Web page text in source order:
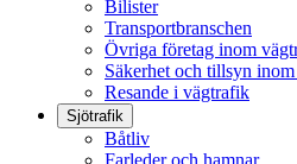
Bilister
Transportbranschen
Övriga företag inom
Säkerhet och tillsyn
Resande i vägtrafik
Sjötrafik
Båtliv
Farleder och hamnar